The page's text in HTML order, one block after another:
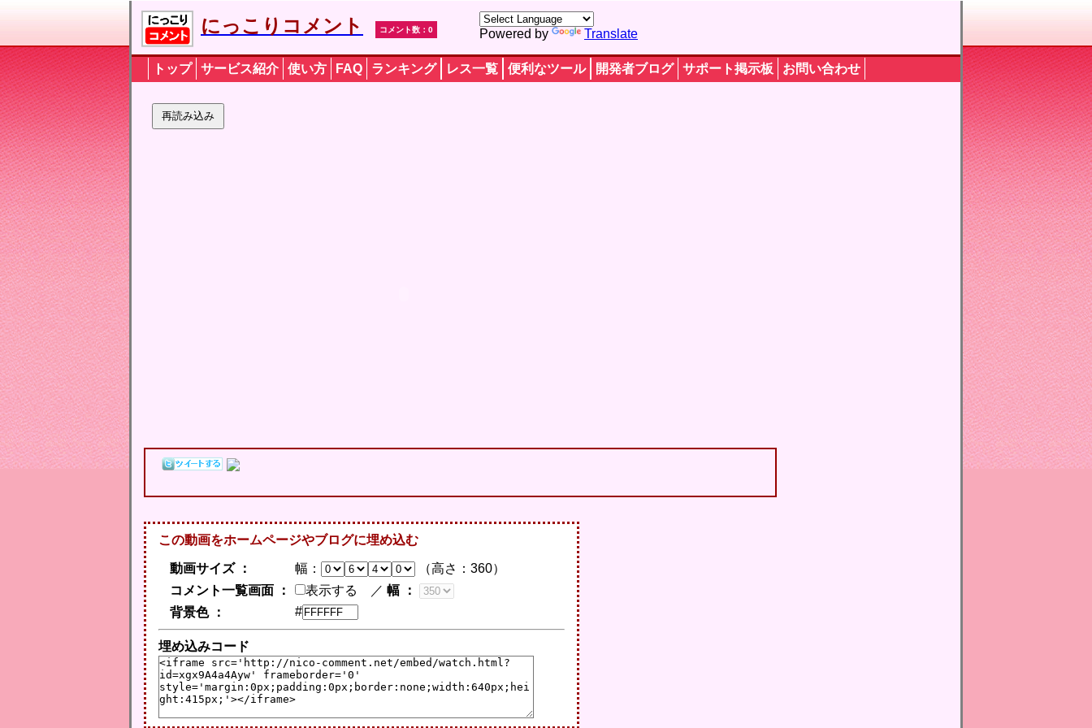
にっこりコメント コメント数：0 Powered by Translate
トップ サービス紹介 使い方 FAQ ランキング レス一覧 便利なツール 開発者ブログ サポート掲示板 お問い合わせ
この動画をホームページやブログに埋め込む
動画サイズ ： 幅： （高さ： 360）
コメント一覧画面 ：
表示する ／ 幅 ：
背景色 ：
#
埋め込みコード